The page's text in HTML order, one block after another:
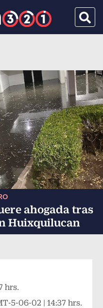
ahogada tras
Huixquilucan
Email
mediante Facebook
actual mediante Twitter
actual mediante
hrs.
5-06-02 | 14:37 hrs.